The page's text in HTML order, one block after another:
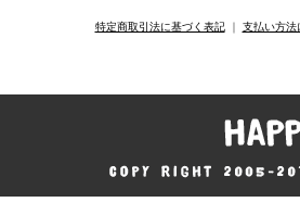
特定商取引法に基づく表記｜ 支払い方法